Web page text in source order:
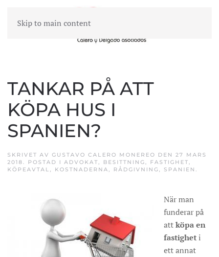
Skip to main content
MENY
TANKAR PÅ ATT
KÖPA HUS I
SPANIEN?
SKRIVET AV GUSTAVO CALERO MONEREO DEN 27 MARS
2018. POSTAD I ADVOKAT, BESITTNING, FASTIGHET,
KÖPEAVTAL, KOSTNADERNA, RÅDGIVNING, SPANIEN .
När man
funderar på
attköpa en
fastigheti
ett annat